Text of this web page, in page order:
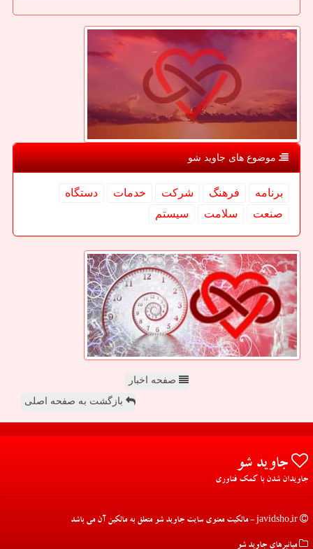
موضوع های جاوید شو
برنامه فرهنگ شركت خدمات
دستگاه
صنعت
سلامت سیستم
صفحه اخبار
بازگشت به صفحه اصلی
جاوید شو
جاویدان شدن با کمک فناوری
میانبرهای جاوید شو